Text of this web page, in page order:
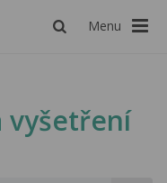
Menu
vyšetření